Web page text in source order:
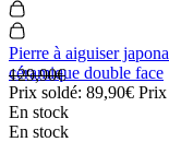
Pierre à aiguiser
céramique double face
Prix soldé: 89,90€
129,90€
En stock
En stock